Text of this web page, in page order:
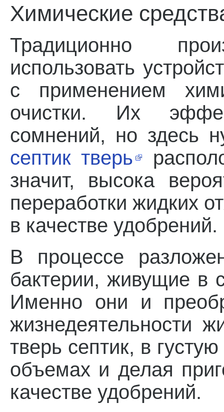
Химические
Традиционно
использовать
с применением
очистки. Их
сомнений, но здесь
септик тверь
значит, высока
переработки жидких
в качестве удобрений.
В процессе
бактерии, живущие в
Именно они и
жизнедеятельности
тверь септик, в
объемах и делая
качестве удобрений.